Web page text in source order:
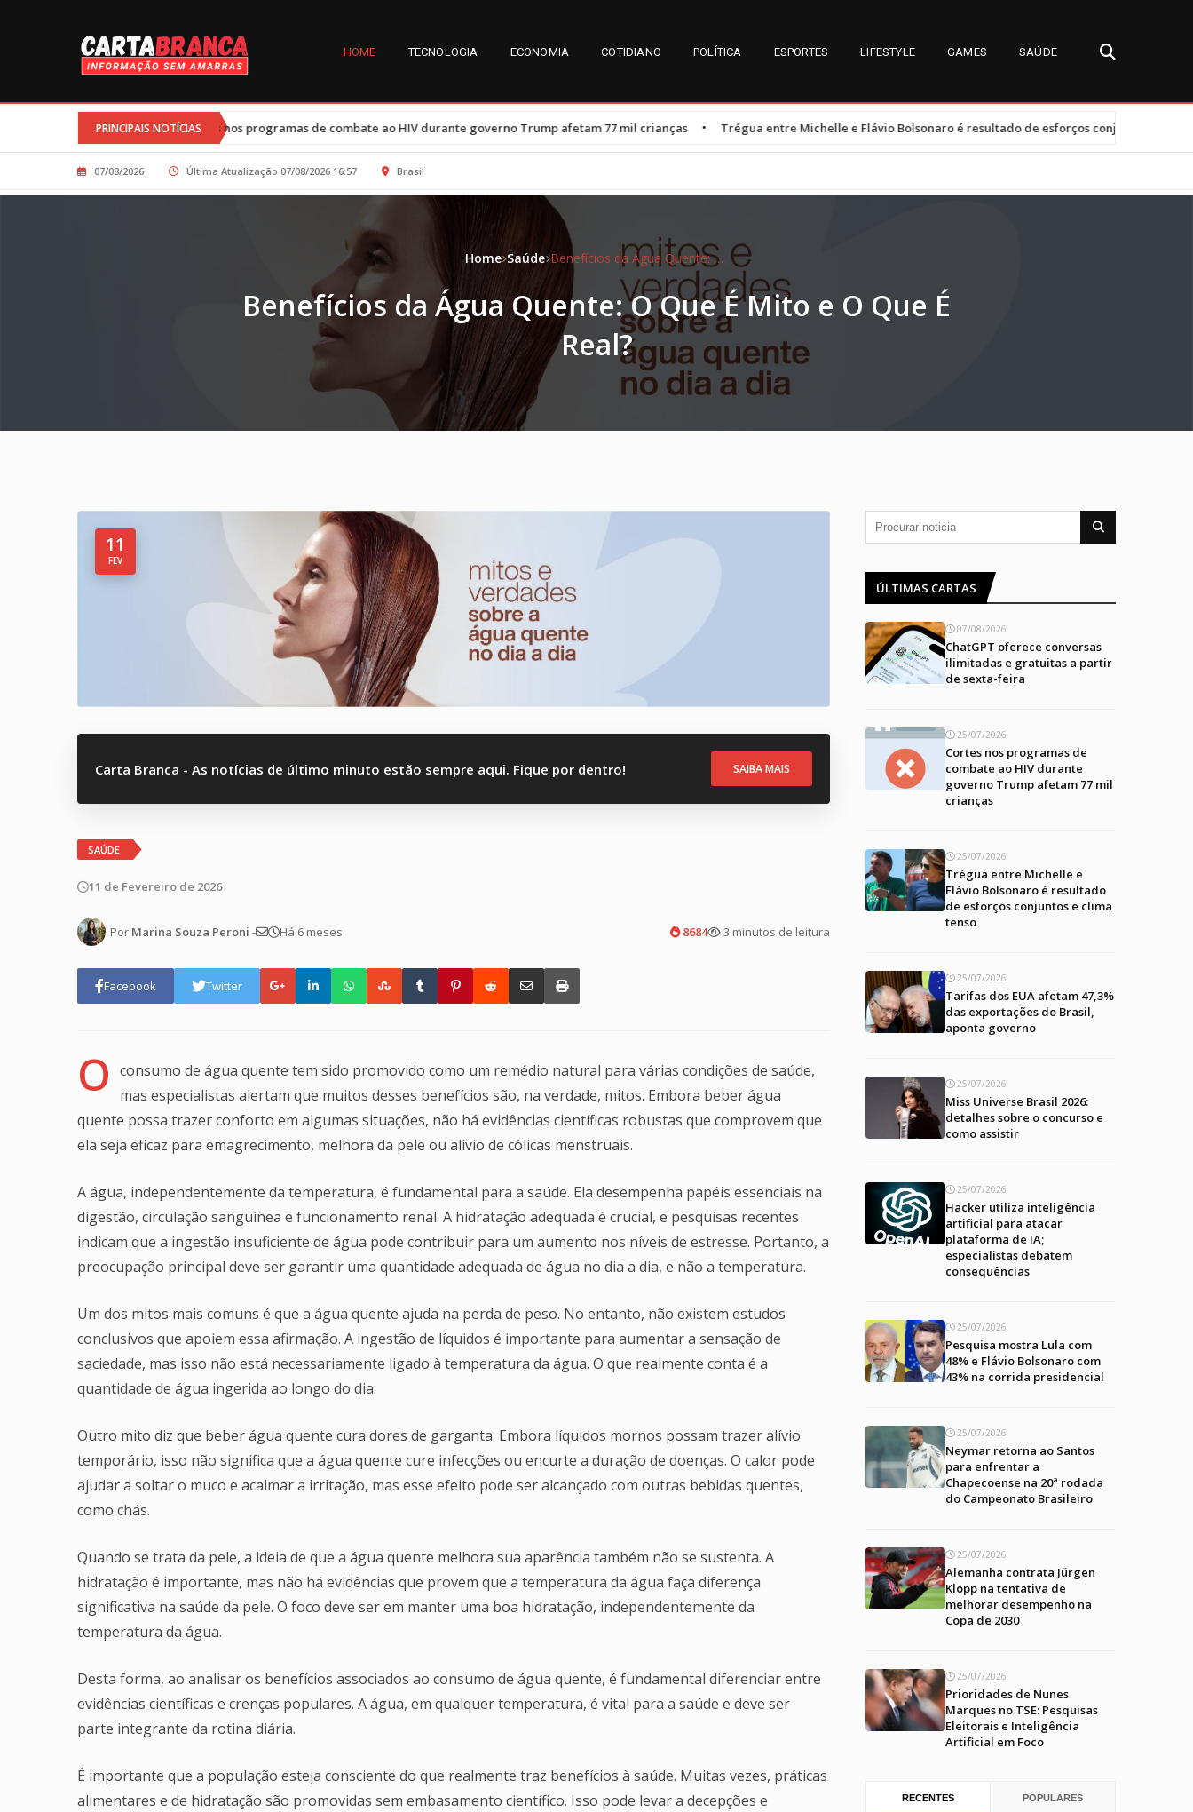
HOME TECNOLOGIA ECONOMIA COTIDIANO POLÍTICA ESPORTES LIFESTYLE GAMES SAÚDE
PRINCIPAIS NOTÍCIAS
Cortes nos programas de combate ao HIV durante governo Trump afetam 77 mil crianças•Trégua entre Michelle e Flávio Bolsonaro é resultado de esforços conjuntos e clima tenso•
07/08/2026 Última Atualização 07/08/2026 16:57 Brasil
Home Saúde Benefícios da Água Quente: O Que É Mito e O Que É Real?
Benefícios da Água Quente: O Que É Mito e O Que É
Real?
11
FEV
Carta Branca - As notícias de último minuto estão sempre aqui. Fique por dentro! SAIBA MAIS
SAÚDE
11 de Fevereiro de 2026
Por Marina Souza Peroni - Há 6 meses 8684 3 minutos de leitura
Facebook Twitter
O consumo de água quente tem sido promovido como um remédio natural para várias condições de saúde,
mas especialistas alertam que muitos desses benefícios são, na verdade, mitos. Embora beber água
quente possa trazer conforto em algumas situações, não há evidências científicas robustas que comprovem que
ela seja eficaz para emagrecimento, melhora da pele ou alívio de cólicas menstruais.
A água, independentemente da temperatura, é fundamental para a saúde. Ela desempenha papéis essenciais na
digestão, circulação sanguínea e funcionamento renal. A hidratação adequada é crucial, e pesquisas recentes
indicam que a ingestão insuficiente de água pode contribuir para um aumento nos níveis de estresse. Portanto, a
preocupação principal deve ser garantir uma quantidade adequada de água no dia a dia, e não a temperatura.
Um dos mitos mais comuns é que a água quente ajuda na perda de peso. No entanto, não existem estudos
conclusivos que apoiem essa afirmação. A ingestão de líquidos é importante para aumentar a sensação de
saciedade, mas isso não está necessariamente ligado à temperatura da água. O que realmente conta é a
quantidade de água ingerida ao longo do dia.
Outro mito diz que beber água quente cura dores de garganta. Embora líquidos mornos possam trazer alívio
temporário, isso não significa que a água quente cure infecções ou encurte a duração de doenças. O calor pode
ajudar a soltar o muco e acalmar a irritação, mas esse efeito pode ser alcançado com outras bebidas quentes,
como chás.
Quando se trata da pele, a ideia de que a água quente melhora sua aparência também não se sustenta. A
hidratação é importante, mas não há evidências que provem que a temperatura da água faça diferença
significativa na saúde da pele. O foco deve ser em manter uma boa hidratação, independentemente da
temperatura da água.
Desta forma, ao analisar os benefícios associados ao consumo de água quente, é fundamental diferenciar entre
evidências científicas e crenças populares. A água, em qualquer temperatura, é vital para a saúde e deve ser
parte integrante da rotina diária.
É importante que a população esteja consciente do que realmente traz benefícios à saúde. Muitas vezes, práticas
alimentares e de hidratação são promovidas sem embasamento científico. Isso pode levar a decepções e
ÚLTIMAS CARTAS
07/08/2026
ChatGPT oferece conversas
ilimitadas e gratuitas a partir
de sexta-feira
25/07/2026
Cortes nos programas de
combate ao HIV durante
governo Trump afetam 77 mil
crianças
25/07/2026
Trégua entre Michelle e
Flávio Bolsonaro é resultado
de esforços conjuntos e clima
tenso
25/07/2026
Tarifas dos EUA afetam 47,3%
das exportações do Brasil,
aponta governo
25/07/2026
Miss Universe Brasil 2026:
detalhes sobre o concurso e
como assistir
25/07/2026
Hacker utiliza inteligência
artificial para atacar
plataforma de IA;
especialistas debatem
consequências
25/07/2026
Pesquisa mostra Lula com
48% e Flávio Bolsonaro com
43% na corrida presidencial
25/07/2026
Neymar retorna ao Santos
para enfrentar a
Chapecoense na 20ª rodada
do Campeonato Brasileiro
25/07/2026
Alemanha contrata Jürgen
Klopp na tentativa de
melhorar desempenho na
Copa de 2030
25/07/2026
Prioridades de Nunes
Marques no TSE: Pesquisas
Eleitorais e Inteligência
Artificial em Foco
RECENTES POPULARES